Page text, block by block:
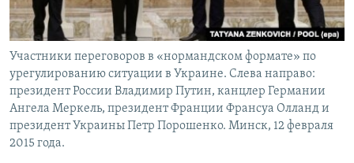
Участники переговоров в «нормандском формате» по
урегулированию ситуации в Украине. Слева направо:
президент России Владимир Путин, канцлер Германии
Ангела Меркель, президент Франции Франсуа Олланд и
президент Украины Петр Порошенко. Минск, 12 февраля
2015 года.